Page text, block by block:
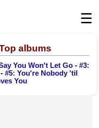
☰
albums
You Won't Let Go - #3:
- #5: You're Nobody 'til
You